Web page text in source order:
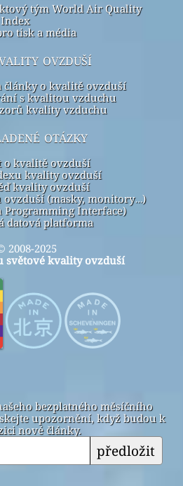
tým World Air Quality
Index
tisk a média
ovzduší
články o kvalitě ovzduší
s kvalitou vzduchu
kvality vzduchu
otázky
o kvalitě ovzduší
kvality ovzduší
kvality ovzduší
(masky, monitory…)
Programming Interface)
datová platforma
2008-2025
světové kvality ovzduší
bezplatného měsíčního
upozornění, když budou k
nové články.
předložit